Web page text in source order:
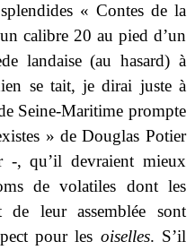
« Contes de la
calibre 20 au pied d’un
landaise (au hasard) à
se tait, je dirai juste à
Seine-Maritime prompte
» de Douglas Potier
-, qu’il devraient mieux
de volatiles dont les
leur assemblée sont
pour les oiselles. S’il